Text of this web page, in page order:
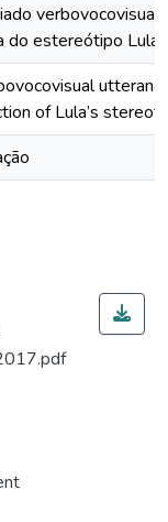
verbovocovisual
do estereótipo Lula
of Lula’s